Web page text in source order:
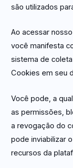
são utilizados
Ao acessar
você manifesta
sistema de
Cookies em seu
Você pode, a
as permissões,
a revogação do
pode inviabilizar
recursos da